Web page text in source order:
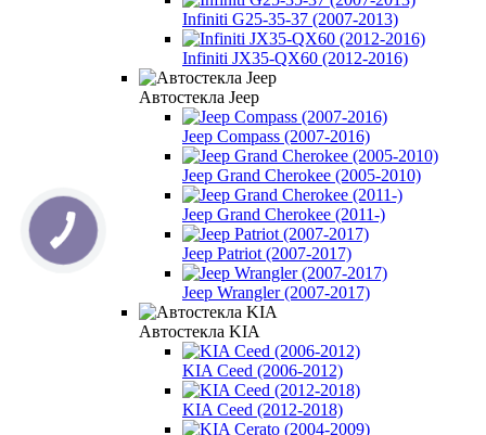
Infiniti G25-35-37 (2007-2013)
Infiniti JX35-QX60 (2012-2016)
Автостекла Jeep
Jeep Compass (2007-2016)
Jeep Grand Cherokee (2005-2010)
Jeep Grand Cherokee (2011-)
Jeep Patriot (2007-2017)
Jeep Wrangler (2007-2017)
Автостекла KIA
KIA Ceed (2006-2012)
KIA Ceed (2012-2018)